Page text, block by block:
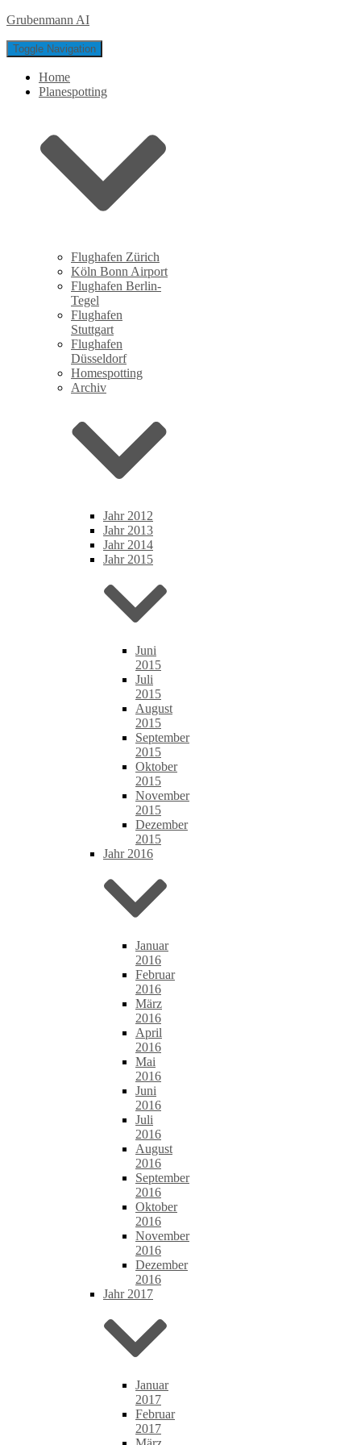
Grubenmann AI
Toggle Navigation
Home
Planespotting
Flughafen Zürich
Köln Bonn Airport
Flughafen Berlin-
Tegel
Flughafen
Stuttgart
Flughafen
Düsseldorf
Homespotting
Archiv
Jahr 2012
Jahr 2013
Jahr 2014
Jahr 2015
Juni
2015
Juli
2015
August
2015
September
2015
Oktober
2015
November
2015
Dezember
2015
Jahr 2016
Januar
2016
Februar
2016
März
2016
April
2016
Mai
2016
Juni
2016
Juli
2016
August
2016
September
2016
Oktober
2016
November
2016
Dezember
2016
Jahr 2017
Januar
2017
Februar
2017